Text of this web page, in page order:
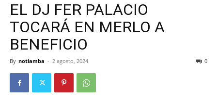
EL DJ FER PALACIO
TOCARÁ EN MERLO A
BENEFICIO
By notiamba - 2 agosto, 2024 0